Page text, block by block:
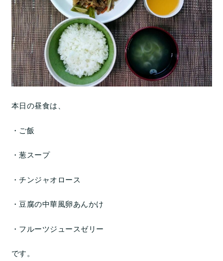
本日の昼食は、
・ご飯
・葱スープ
・チンジャオロース
・豆腐の中華風卵あんかけ
・フルーツジュースゼリー
です。